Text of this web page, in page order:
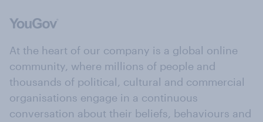
At the heart of our company is a global online
community, where millions of people and
thousands of political, cultural and commercial
organisations engage in a continuous
conversation about their beliefs, behaviours and